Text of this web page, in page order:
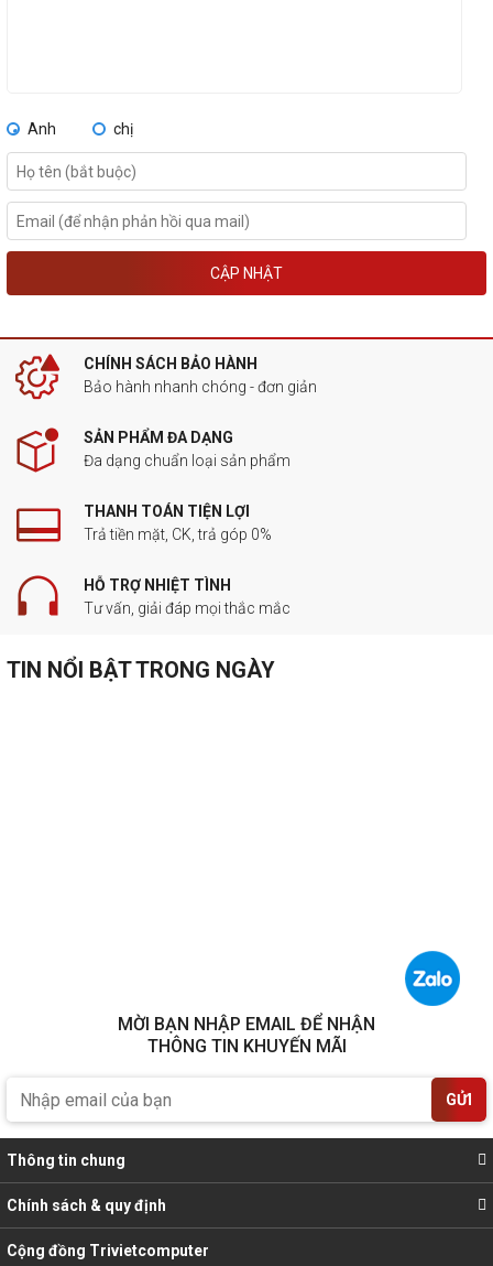
Anh chị
CẬP NHẬT
CHÍNH SÁCH BẢO HÀNH
Bảo hành nhanh chóng - đơn giản
SẢN PHẨM ĐA DẠNG
Đa dạng chuẩn loại sản phẩm
THANH TOÁN TIỆN LỢI
Trả tiền mặt, CK, trả góp 0%
HỖ TRỢ NHIỆT TÌNH
Tư vấn, giải đáp mọi thắc mắc
TIN NỔI BẬT TRONG NGÀY
MỜI BẠN NHẬP EMAIL ĐỂ NHẬN
THÔNG TIN KHUYẾN MÃI
GỬI
Thông tin chung
Chính sách & quy định
Cộng đồng Trivietcomputer